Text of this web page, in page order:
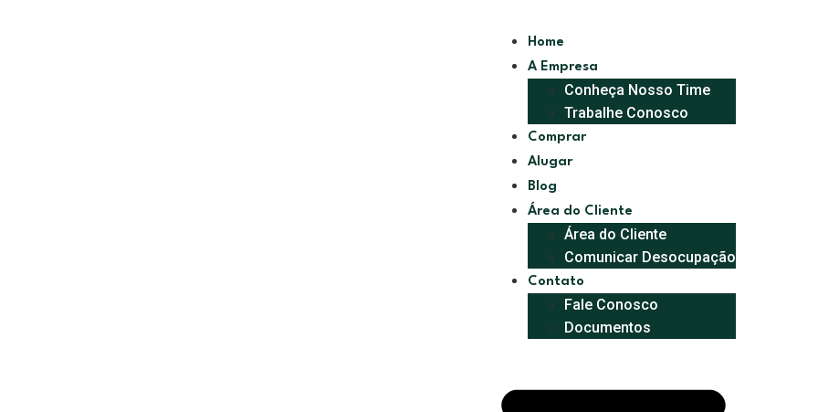
Home
A Empresa
Conheça Nosso Time
Trabalhe Conosco
Comprar
Alugar
Blog
Área do Cliente
Área do Cliente
Comunicar Desocupação
Contato
Fale Conosco
Documentos